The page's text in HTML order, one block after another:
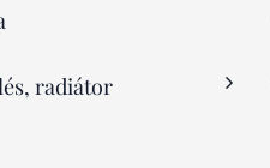
radiátor